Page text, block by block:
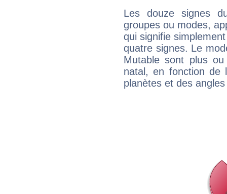
Les douze signes
groupes ou modes,
qui signifie
quatre signes. Le
Mutable sont plus
natal, en fonction de
planètes et des